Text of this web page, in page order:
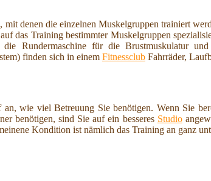
, mit denen die einzelnen Muskelgruppen trainiert
das Training bestimmter Muskelgruppen
Rundermaschine für die Brustmuskulatur
finden sich in einem Fitnessclub Fahrräder,
wie viel Betreuung Sie benötigen. Wenn Sie
benötigen, sind Sie auf ein besseres Studio
Kondition ist nämlich das Training an ganz